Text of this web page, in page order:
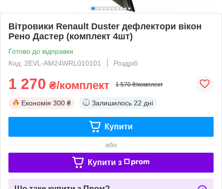
Вітровики Renault Duster дефлектори вікон
Рено Дастер (комплект 4шт)
Готово до відправки
Код: 2EVL-AM24WRL010101
Роздріб
1 270 ₴/комплект 1 570 ₴/комплект
Економія 300 ₴ Залишилось 22 дні
Купити
або
Купити з